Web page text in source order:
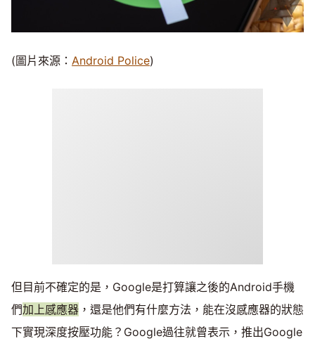
(圖片來源： Android Police)
但目前不確定的是，Google是打算讓之後的Android手機
們加上感應器 ，還是他們有什麼方法，能在沒感應器的狀態
下實現深度按壓功能？Google過往就曾表示，推出Google